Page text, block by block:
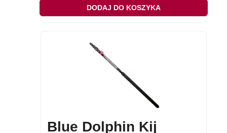
DODAJ DO KOSZYKA
Blue Dolphin Kij